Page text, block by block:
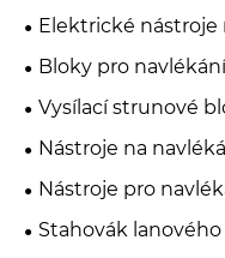
Elektrické
Bloky pro
Vysílací strunové
Nástroje na
Nástroje pro
Stahovák